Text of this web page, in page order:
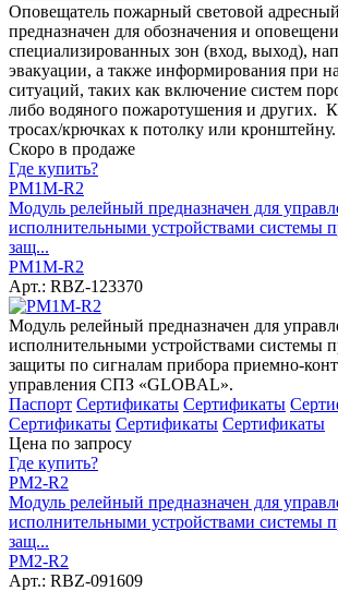
Оповещатель пожарный световой
предназначен для обозначения и
специализированных зон (вход, выход),
эвакуации, а также информирования при
ситуаций, таких как включение систем
либо водяного пожаротушения и других.
тросах/крючках к потолку или кронштейну.
Скоро в продаже
Где купить?
РМ1М-R2
Модуль релейный предназначен для
исполнительными устройствами системы
защ...
РМ1М-R2
Арт.: RBZ-123370
Модуль релейный предназначен для
исполнительными устройствами системы
защиты по сигналам прибора приемно-
управления СПЗ «GLOBAL».
Паспорт Сертификаты Сертификаты
Сертификаты Сертификаты Сертификаты
Цена по запросу
Где купить?
РМ2-R2
Модуль релейный предназначен для
исполнительными устройствами системы
защ...
РМ2-R2
Арт.: RBZ-091609